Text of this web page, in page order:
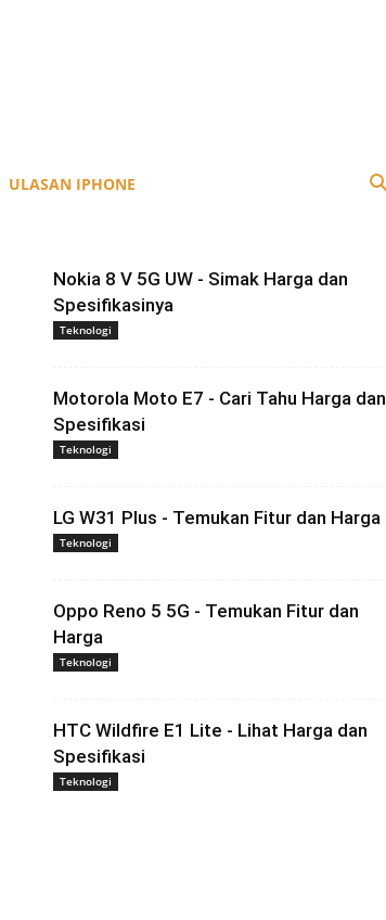
ULASAN IPHONE
Nokia 8 V 5G UW - Simak Harga dan
Spesifikasinya
Teknologi
Motorola Moto E7 - Cari Tahu Harga dan
Spesifikasi
Teknologi
LG W31 Plus - Temukan Fitur dan Harga
Teknologi
Oppo Reno 5 5G - Temukan Fitur dan
Harga
Teknologi
HTC Wildfire E1 Lite - Lihat Harga dan
Spesifikasi
Teknologi